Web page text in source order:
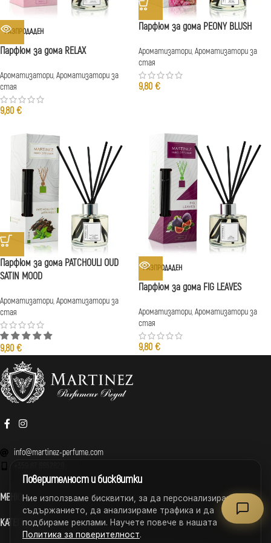
РАЗПРОДАДЕН
Парфюм за дома RELAX
Ароматизатори,Ароматизатори за
стая
9,80 €
Парфюм за дома PEONY BLUSH
Ароматизатори,Ароматизатори за
стая
9,80 €
Парфюм за дома PATCHOULI OUD
SATIN MOOD
Ароматизатори,Ароматизатори за
стая
9,80 €
РАЗПРОДАДЕН
Парфюм за дома FIG LEAVES
Ароматизатори,Ароматизатори за
стая
9,80 €
info@martinez-perfume.com
МЕНЮ
КАТЕГОРИИ
Поверителност и бисквитки
Ние използваме бисквитки, за да персонализираме
съдържанието, да анализираме трафика и да
подбираме реклами. Научете повече в нашата
Политика за поверителност.